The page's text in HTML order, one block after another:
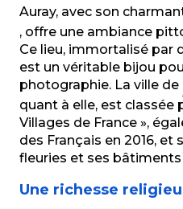
Auray, avec son
, offre une ambiance
Ce lieu, immortalisé par
est un véritable bijou
photographie. La ville de
quant à elle, est classée
Villages de France »,
des Français en 2016, et
fleuries et ses bâtiments
Une richesse